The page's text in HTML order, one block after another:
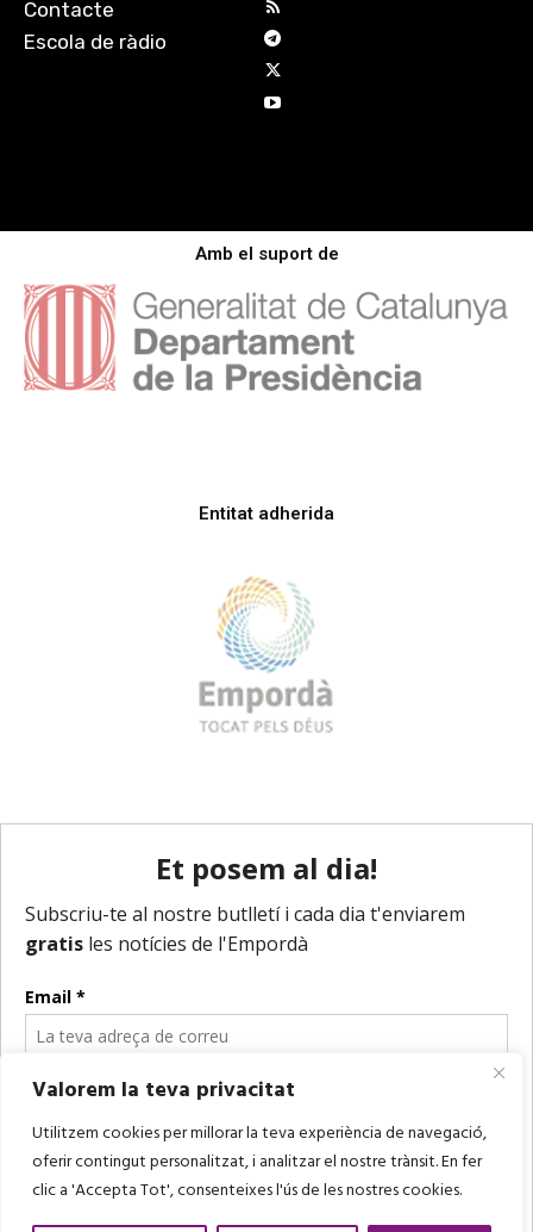
Valorem la teva privacitat
Utilitzem cookies per millorar la teva experiència de navegació,
oferir contingut personalitzat, i analitzar el nostre trànsit. En fer
clic a 'Accepta Tot', consenteixes l'ús de les nostres cookies.
Contacte
Escola de ràdio
Amb el suport de
Entitat adherida